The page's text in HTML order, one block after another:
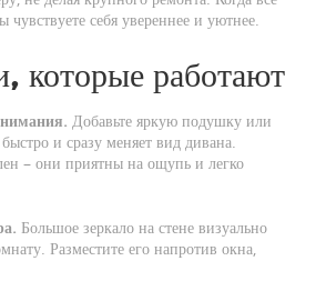
себя увереннее и уютнее.
которые работают
Добавьте яркую подушку или
и сразу меняет вид дивана.
– они приятны на ощупь и легко
Большое зеркало на стене визуально
Разместите его напротив окна,